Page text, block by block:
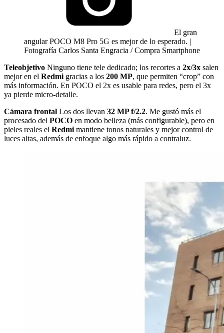
El gran
angular POCO M8 Pro 5G es mejor de lo esperado. |
Fotografía Carlos Santa Engracia / Compra Smartphone
Teleobjetivo Ninguno tiene tele dedicado; los recortes a 2x/3x salen
mejor en el Redmi gracias a los 200 MP, que permiten “crop” con
más información. En POCO el 2x es usable para redes, pero el 3x
ya pierde micro-detalle.
Cámara frontal Los dos llevan 32 MP f/2.2. Me gustó más el
procesado del POCO en modo belleza (más configurable), pero en
pieles reales el Redmi mantiene tonos naturales y mejor control de
luces altas, además de enfoque algo más rápido a contraluz.